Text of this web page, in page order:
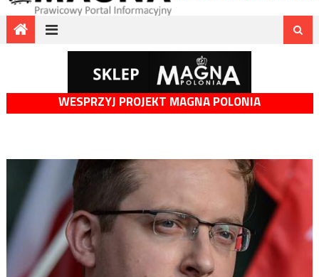
WESPRZYJ PROJEKT MAGNA POLONIA